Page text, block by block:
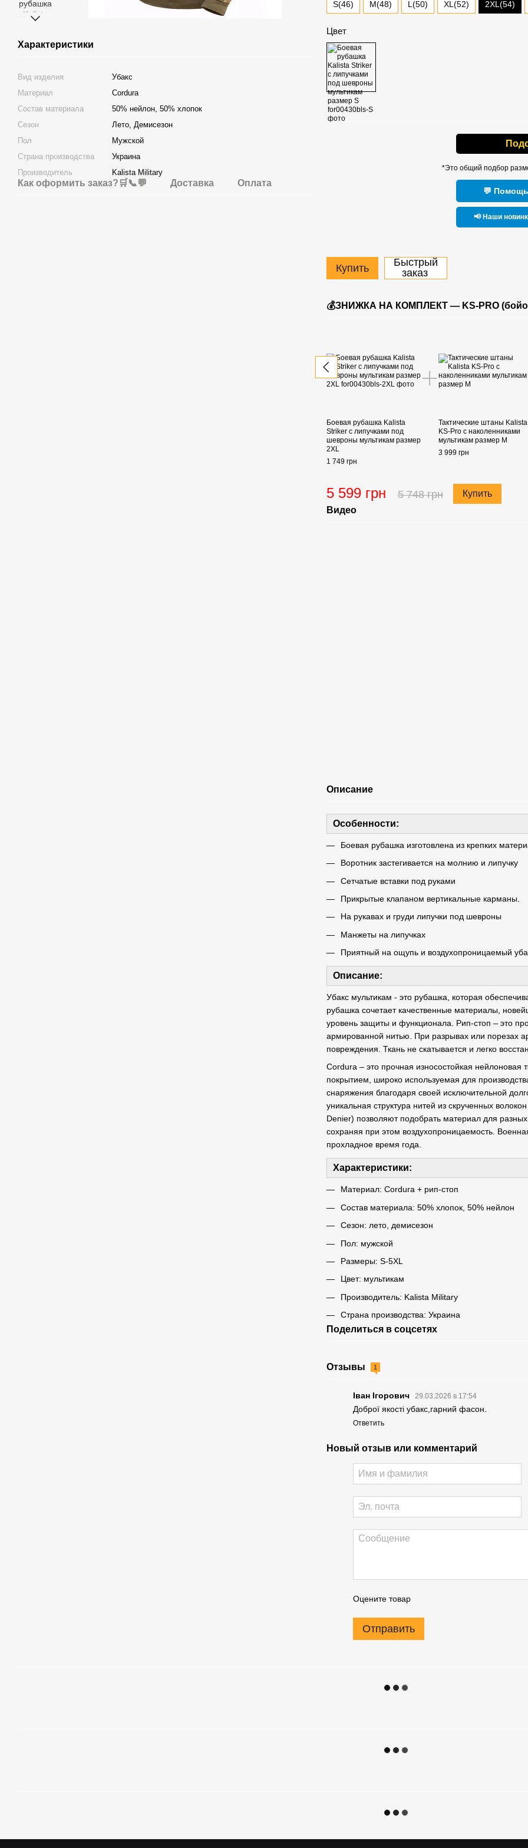
Характеристики
Вид изделия
Убакс
Материал
Cordura
Состав материала
50% нейлон, 50% хлопок
Сезон
Лето, Демисезон
Пол
Мужской
Страна производства
Украина
Производитель
Kalista Military
Как оформить заказ?🛒📞💬 Доставка Оплата
S(46) M(48) L(50) XL(52) 2XL(54)
Цвет
*Это общий подбор
💬
📢 Наши
Купить
Быстрый
заказ
💰ЗНИЖКА НА КОМПЛЕКТ — KS-PRO
Боевая рубашка Kalista
Striker с липучками под
шевроны мультикам размер
2XL
1 749 грн
Тактические штаны Kalista
KS-Pro с наколенниками
мультикам размер M
3 999 грн
5 599 грн 5 748 грн Купить
Видео
Описание
Особенности:
Боевая рубашка изготовлена ​​из крепких
Воротник застегивается на молнию и липучку
Сетчатые вставки под руками
Прикрытые клапаном вертикальные карманы.
На рукавах и груди липучки под шевроны
Манжеты на липучках
Приятный на ощупь и воздухопроницаемый
Описание:
Убакс мультикам - это рубашка, которая
рубашка сочетает качественные материалы,
уровень защиты и функционала. Рип-стоп – это
армированной нитью. При разрывах или порезах
повреждения. Ткань не скатывается и легко
Cordura – это прочная износостойкая
покрытием, широко используемая для
снаряжения благодаря своей исключительной
уникальная структура нитей из скрученных
Denier) позволяют подобрать материал для
сохраняя при этом воздухопроницаемость.
прохладное время года.
Характеристики:
Материал: Cordura + рип-стоп
Состав материала: 50% хлопок, 50% нейлон
Сезон: лето, демисезон
Пол: мужской
Размеры: S-5XL
Цвет: мультикам
Производитель: Kalista Military
Страна производства: Украина
Поделиться в соцсетях
Отзывы 1
Іван Ігорович 29.03.2026 в 17:54
Доброї якості убакс,гарний фасон.
Ответить
Новый отзыв или комментарий
Оцените товар
Отправить